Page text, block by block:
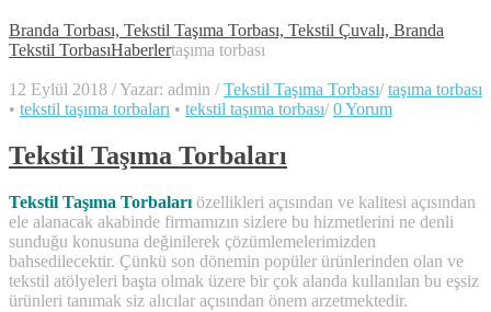
Branda Torbası, Tekstil Taşıma Torbası, Tekstil Çuvalı, Branda
Tekstil TorbasıHaberlertaşıma torbası
12 Eylül 2018 /Yazar: admin / Tekstil Taşıma Torbası/ taşıma torbası
• tekstil taşıma torbaları • tekstil taşıma torbası/ 0 Yorum
Tekstil Taşıma Torbaları
Tekstil Taşıma Torbaları özellikleri açısından ve kalitesi açısından
ele alanacak akabinde firmamızın sizlere bu hizmetlerini ne denli
sunduğu konusuna değinilerek çözümlemelerimizden
bahsedilecektir. Çünkü son dönemin popüler ürünlerinden olan ve
tekstil atölyeleri başta olmak üzere bir çok alanda kullanılan bu eşsiz
ürünleri tanımak siz alıcılar açısından önem arzetmektedir.